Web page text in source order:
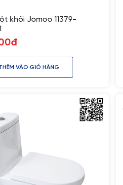
khối Jomoo 11379-
VÀO GIỎ HÀNG